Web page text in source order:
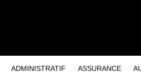
ADMINISTRATIF ASSURANCE